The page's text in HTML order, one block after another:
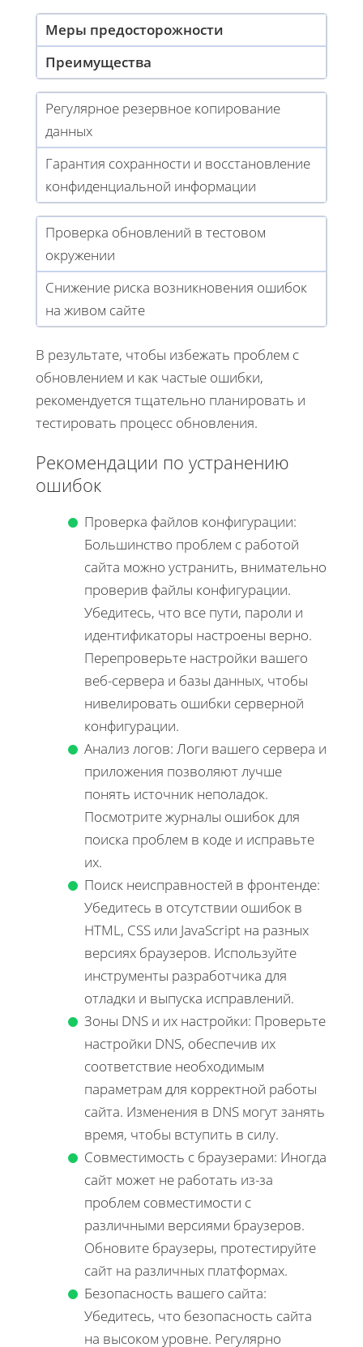
Меры предосторожности
Преимущества
Регулярное резервное копирование
данных
Гарантия сохранности и восстановление
конфиденциальной информации
Проверка обновлений в тестовом
окружении
Снижение риска возникновения ошибок
на живом сайте
В результате, чтобы избежать проблем с
обновлением и как частые ошибки,
рекомендуется тщательно планировать и
тестировать процесс обновления.
Рекомендации по устранению
ошибок
Проверка файлов конфигурации:
Большинство проблем с работой
сайта можно устранить, внимательно
проверив файлы конфигурации.
Убедитесь, что все пути, пароли и
идентификаторы настроены верно.
Перепроверьте настройки вашего
веб-сервера и базы данных, чтобы
нивелировать ошибки серверной
конфигурации.
Анализ логов: Логи вашего сервера и
приложения позволяют лучше
понять источник неполадок.
Посмотрите журналы ошибок для
поиска проблем в коде и исправьте
их.
Поиск неисправностей в фронтенде:
Убедитесь в отсутствии ошибок в
HTML, CSS или JavaScript на разных
версиях браузеров. Используйте
инструменты разработчика для
отладки и выпуска исправлений.
Зоны DNS и их настройки: Проверьте
настройки DNS, обеспечив их
соответствие необходимым
параметрам для корректной работы
сайта. Изменения в DNS могут занять
время, чтобы вступить в силу.
Совместимость с браузерами: Иногда
сайт может не работать из-за
проблем совместимости с
различными версиями браузеров.
Обновите браузеры, протестируйте
сайт на различных платформах.
Безопасность вашего сайта:
Убедитесь, что безопасность сайта
на высоком уровне. Регулярно